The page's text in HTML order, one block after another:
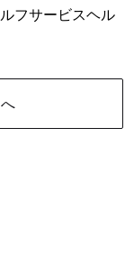
フサービスヘル